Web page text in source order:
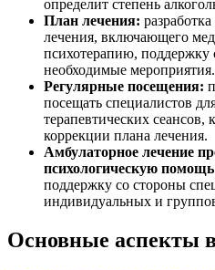
определит степень
План лечения:
лечения, включающего
психотерапию, поддержку
необходимые мероприятия.
Регулярные посещения:
посещать специалистов
терапевтических сеансов,
коррекции плана лечения.
Амбулаторное лечение
психологическую
поддержку со стороны
индивидуальных и
Основные аспекты